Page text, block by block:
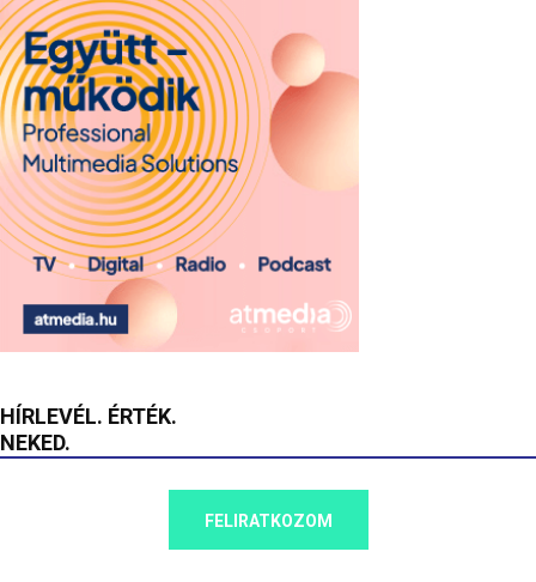
HÍRLEVÉL. ÉRTÉK.
NEKED.
FELIRATKOZOM